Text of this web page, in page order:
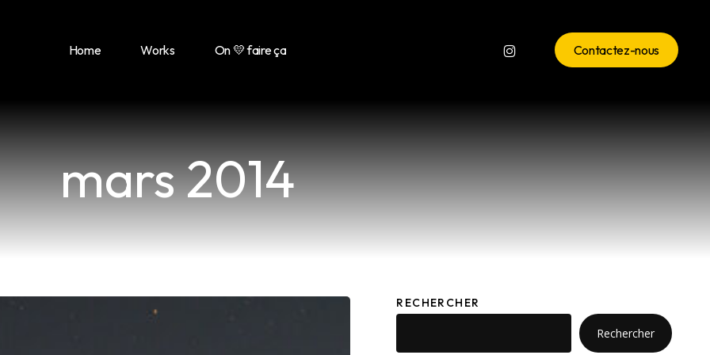
Home Works On 💛 faire ça instagram Contactez-nous
mars 2014
RECHERCHER
Rechercher